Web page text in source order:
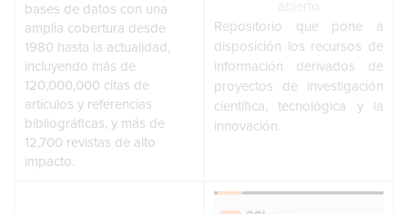
bases de datos con una
amplia cobertura desde
1980 hasta la actualidad,
incluyendo más de
120,000,000 citas de
artículos y referencias
bibliográficas, y más de
12,700 revistas de alto
impacto.
Repositorio que pone a
disposición los recursos de
información derivados de
proyectos de investigación
científica, tecnológica y la
innovación.